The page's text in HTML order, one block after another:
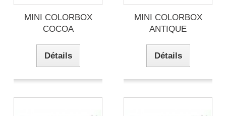
MINI COLORBOX
COCOA
Détails
MINI COLORBOX
ANTIQUE
Détails